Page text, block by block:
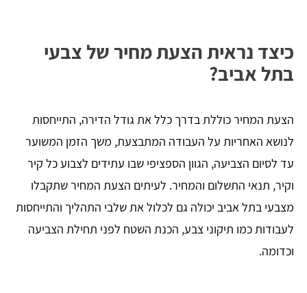
כיצד נראית הצעת מחיר של צבעי
בתל אביב?
הצעת המחיר כוללת בדרך כלל את גודל הדירה, התייחסות
לנושא האחריות על העבודה המתבצעת, משך הזמן המשוער
עד לסיום הצביעה, הגוון הספציפי שבו עתידים לצבוע כל קיר
וקיר, תנאי התשלום והמחיר. לעיתים הצעת המחיר שתקבלו
מצבעי בתל אביב יכולה גם לכלול את שלבי התהליך והתייחסות
לעבודות כמו תיקוני צבע, הכנת השטח לפני תחילת הצביעה
וכדומה.